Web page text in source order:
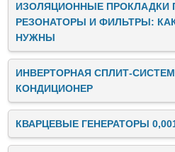
ИЗОЛЯЦИОННЫЕ ПРОКЛАДКИ
РЕЗОНАТОРЫ И ФИЛЬТРЫ:
НУЖНЫ
ИНВЕРТОРНАЯ СПЛИТ-
КОНДИЦИОНЕР
КВАРЦЕВЫЕ ГЕНЕРАТОРЫ